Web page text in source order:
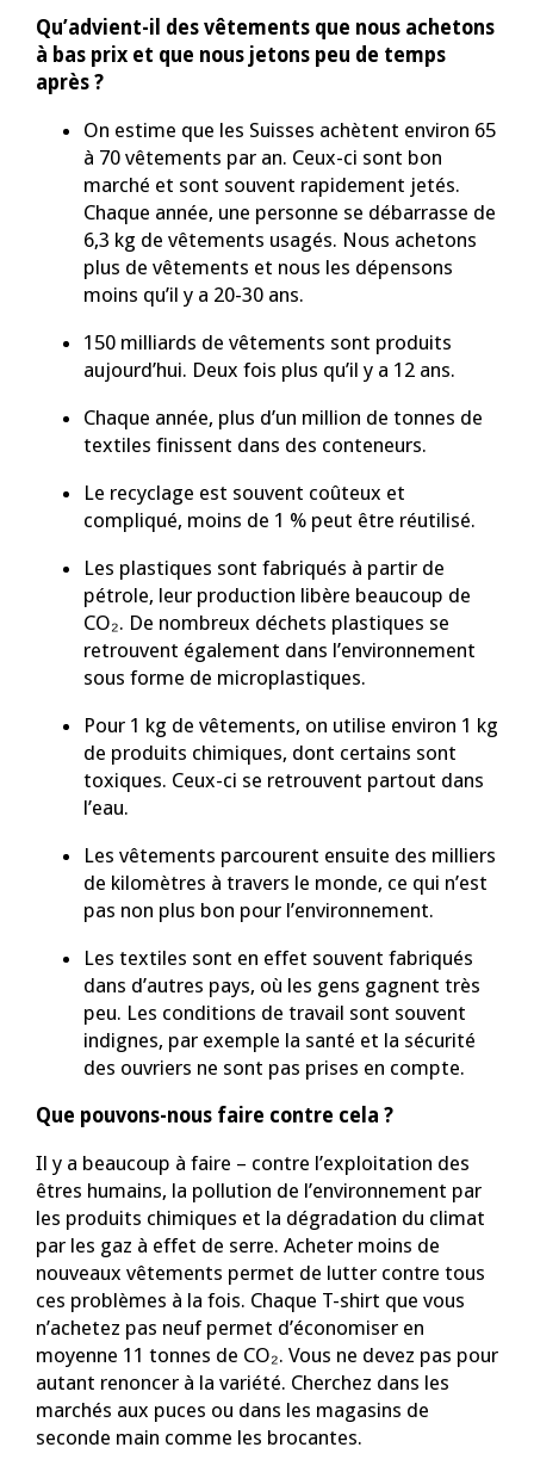
Qu’advient-il des vêtements que nous achetons
à bas prix et que nous jetons peu de temps
après ?
On estime que les Suisses achètent environ 65
à 70 vêtements par an. Ceux-ci sont bon
marché et sont souvent rapidement jetés.
Chaque année, une personne se débarrasse de
6,3 kg de vêtements usagés. Nous achetons
plus de vêtements et nous les dépensons
moins qu’il y a 20-30 ans.
150 milliards de vêtements sont produits
aujourd’hui. Deux fois plus qu’il y a 12 ans.
Chaque année, plus d’un million de tonnes de
textiles finissent dans des conteneurs.
Le recyclage est souvent coûteux et
compliqué, moins de 1 % peut être réutilisé.
Les plastiques sont fabriqués à partir de
pétrole, leur production libère beaucoup de
CO₂. De nombreux déchets plastiques se
retrouvent également dans l’environnement
sous forme de microplastiques.
Pour 1 kg de vêtements, on utilise environ 1 kg
de produits chimiques, dont certains sont
toxiques. Ceux-ci se retrouvent partout dans
l’eau.
Les vêtements parcourent ensuite des milliers
de kilomètres à travers le monde, ce qui n’est
pas non plus bon pour l’environnement.
Les textiles sont en effet souvent fabriqués
dans d’autres pays, où les gens gagnent très
peu. Les conditions de travail sont souvent
indignes, par exemple la santé et la sécurité
des ouvriers ne sont pas prises en compte.
Que pouvons-nous faire contre cela ?
Il y a beaucoup à faire – contre l’exploitation des
êtres humains, la pollution de l’environnement par
les produits chimiques et la dégradation du climat
par les gaz à effet de serre. Acheter moins de
nouveaux vêtements permet de lutter contre tous
ces problèmes à la fois. Chaque T-shirt que vous
n’achetez pas neuf permet d’économiser en
moyenne 11 tonnes de CO₂. Vous ne devez pas pour
autant renoncer à la variété. Cherchez dans les
marchés aux puces ou dans les magasins de
seconde main comme les brocantes.